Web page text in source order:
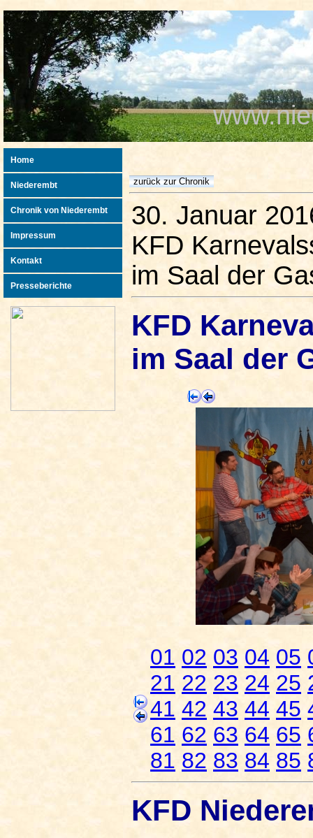
30. Januar
KFD
im Saal der
KFD
im Saal der
01 02 03 04 05
21 22 23 24 25
41 42 43 44 45
61 62 63 64 65
81 82 83 84 85
KFD
Home
Niederembt
Chronik von Niederembt
Impressum
Kontakt
Presseberichte